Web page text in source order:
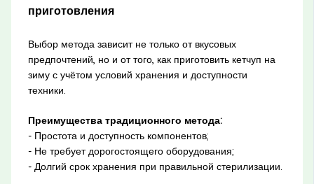
приготовления
Выбор метода зависит не только от вкусовых
предпочтений, но и от того, как приготовить кетчуп на
зиму с учётом условий хранения и доступности
техники.
Преимущества традиционного метода:
- Простота и доступность компонентов;
- Не требует дорогостоящего оборудования;
- Долгий срок хранения при правильной стерилизации.